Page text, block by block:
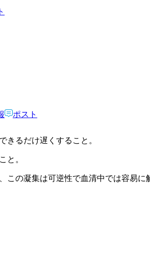
るだけ遅くすること。
と。
の凝集は可逆性で血清中では容易に
ポスト